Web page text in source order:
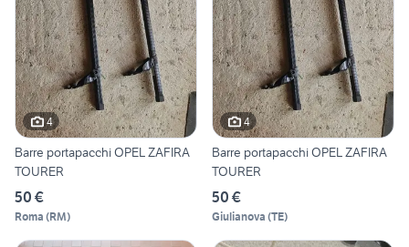
4
Barre portapacchi OPEL ZAFIRA
TOURER
50 €
Roma (RM)
4
Barre portapacchi OPEL ZAFIRA
TOURER
50 €
Giulianova (TE)